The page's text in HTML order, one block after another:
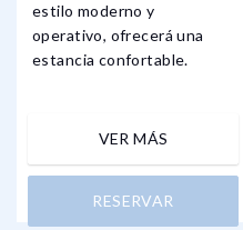
estilo moderno y
operativo, ofrecerá una
estancia confortable.
VER MÁS
RESERVAR